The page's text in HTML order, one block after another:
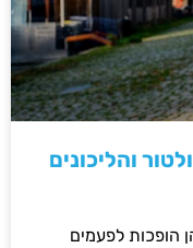
והליכונים
הופכות לפעמים